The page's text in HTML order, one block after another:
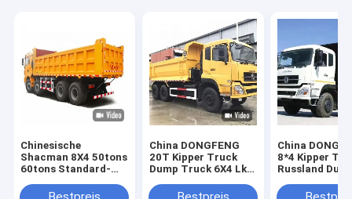
Chinesische
Shacman 8X4 50tons
60tons Standard-
Abmessungen
China DONGFENG
20T Kipper Truck
Dump Truck 6X4 Lkw
China
8*4 Kipper
Russland
Truck